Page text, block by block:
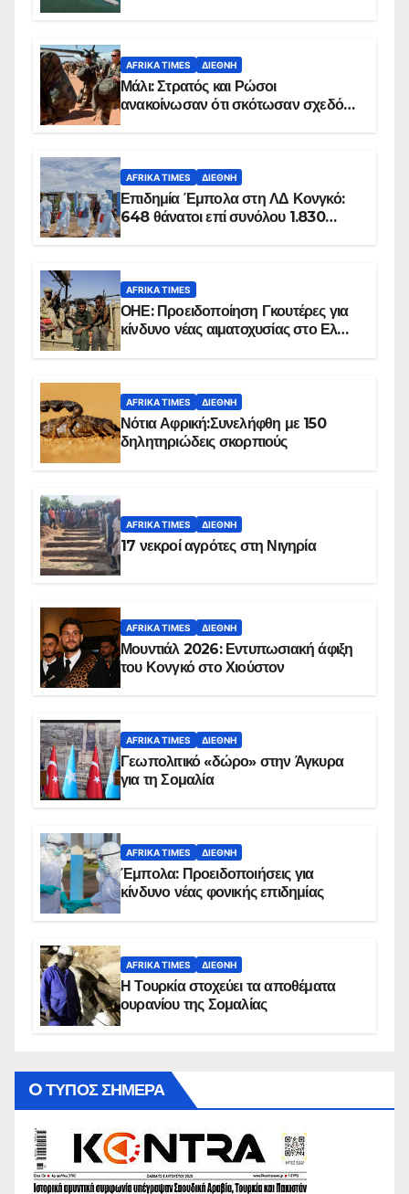
AFRIKA TIMES ΔΙΕΘΝΉ
Μάλι: Στρατός και Ρώσοι
ανακοίνωσαν ότι σκότωσαν σχεδόν
AFRIKA TIMES ΔΙΕΘΝΉ
Επιδημία Έμπολα στη ΛΔ Κονγκό:
648 θάνατοι επί συνόλου 1.830
AFRIKA TIMES
ΟΗΕ: Προειδοποίηση Γκουτέρες για
κίνδυνο νέας αιματοχυσίας στο Ελ
AFRIKA TIMES ΔΙΕΘΝΉ
Νότια Αφρική:Συνελήφθη με 150
δηλητηριώδεις σκορπιούς
AFRIKA TIMES ΔΙΕΘΝΉ
17 νεκροί αγρότες στη Νιγηρία
AFRIKA TIMES ΔΙΕΘΝΉ
Μουντιάλ 2026: Εντυπωσιακή άφιξη
του Κονγκό στο Χιούστον
AFRIKA TIMES ΔΙΕΘΝΉ
Γεωπολιτικό «δώρο» στην Άγκυρα
για τη Σομαλία
AFRIKA TIMES ΔΙΕΘΝΉ
Έμπολα: Προειδοποιήσεις για
κίνδυνο νέας φονικής επιδημίας
AFRIKA TIMES ΔΙΕΘΝΉ
Η Τουρκία στοχεύει τα αποθέματα
ουρανίου της Σομαλίας
O ΤΥΠΟΣ ΣΗΜΕΡΑ